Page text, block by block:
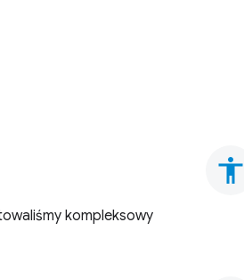
kompleksowy
accessibility